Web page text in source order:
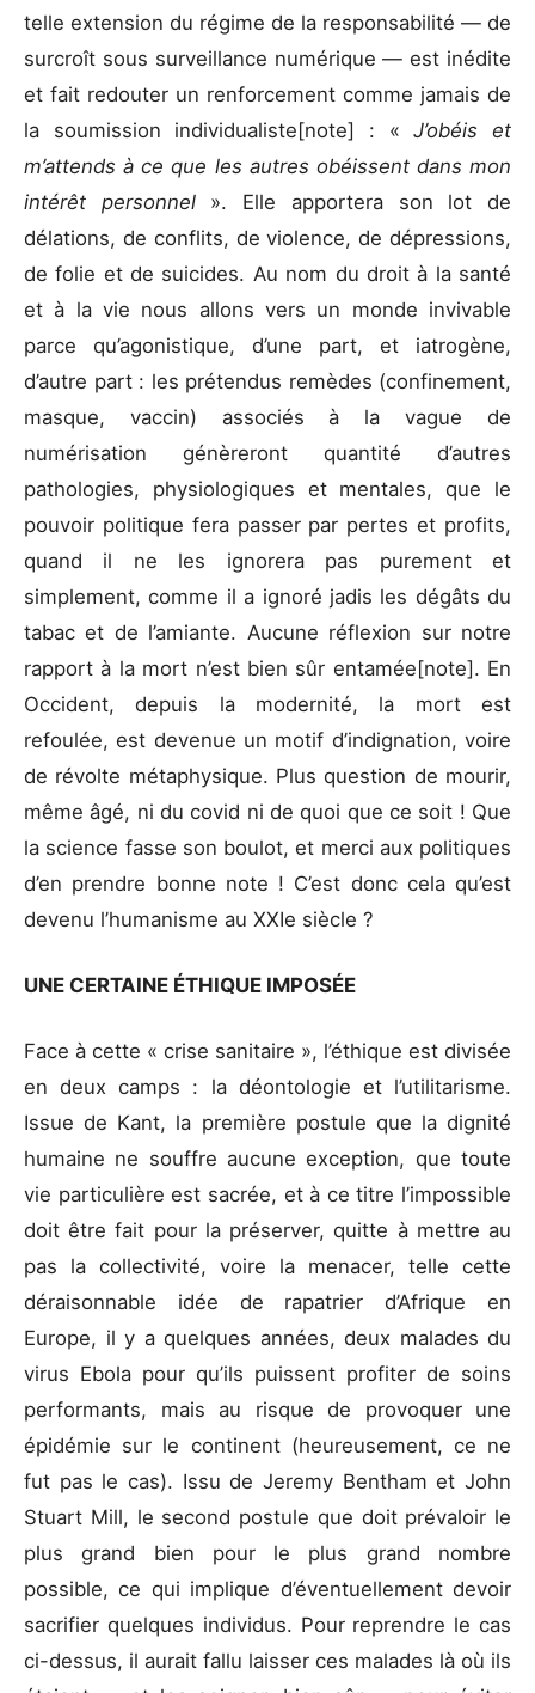
telle extension du régime de la responsabilité — de
surcroît sous surveillance numérique — est inédite
et fait redouter un renforcement comme jamais de
la soumission individualiste[note] : «J’obéis et
m’attends à ce que les autres obéissent dans mon
intérêt personnel ». Elle apportera son lot de
délations, de conflits, de violence, de dépressions,
de folie et de suicides. Au nom du droit à la santé
et à la vie nous allons vers un monde invivable
parce qu’agonistique, d’une part, et iatrogène,
d’autre part : les prétendus remèdes (confinement,
masque, vaccin) associés à la vague de
numérisation génèreront quantité d’autres
pathologies, physiologiques et mentales, que le
pouvoir politique fera passer par pertes et profits,
quand il ne les ignorera pas purement et
simplement, comme il a ignoré jadis les dégâts du
tabac et de l’amiante. Aucune réflexion sur notre
rapport à la mort n’est bien sûr entamée[note]. En
Occident, depuis la modernité, la mort est
refoulée, est devenue un motif d’indignation, voire
de révolte métaphysique. Plus question de mourir,
même âgé, ni du covid ni de quoi que ce soit ! Que
la science fasse son boulot, et merci aux politiques
d’en prendre bonne note ! C’est donc cela qu’est
devenu l’humanisme au XXIe siècle ?
UNE CERTAINE ÉTHIQUE IMPOSÉE
Face à cette « crise sanitaire », l’éthique est divisée
en deux camps : la déontologie et l’utilitarisme.
Issue de Kant, la première postule que la dignité
humaine ne souffre aucune exception, que toute
vie particulière est sacrée, et à ce titre l’impossible
doit être fait pour la préserver, quitte à mettre au
pas la collectivité, voire la menacer, telle cette
déraisonnable idée de rapatrier d’Afrique en
Europe, il y a quelques années, deux malades du
virus Ebola pour qu’ils puissent profiter de soins
performants, mais au risque de provoquer une
épidémie sur le continent (heureusement, ce ne
fut pas le cas). Issu de Jeremy Bentham et John
Stuart Mill, le second postule que doit prévaloir le
plus grand bien pour le plus grand nombre
possible, ce qui implique d’éventuellement devoir
sacrifier quelques individus. Pour reprendre le cas
ci-dessus, il aurait fallu laisser ces malades là où ils